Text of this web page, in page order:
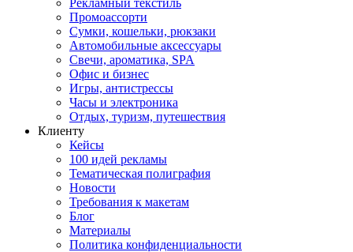
Рекламный текстиль
Промоассорти
Сумки, кошельки, рюкзаки
Автомобильные аксессуары
Свечи, ароматика, SPA
Офис и бизнес
Игры, антистрессы
Часы и электроника
Отдых, туризм, путешествия
Клиенту
Кейсы
100 идей рекламы
Тематическая полиграфия
Новости
Требования к макетам
Блог
Материалы
Политика конфиденциальности